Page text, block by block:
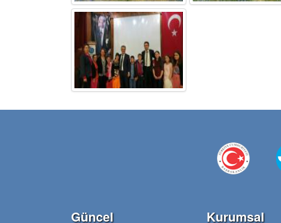
Güncel Kurumsal